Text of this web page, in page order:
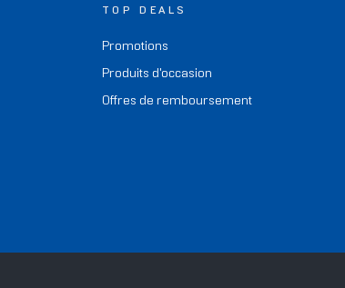
TOP DEALS
Promotions
Produits d'occasion
Offres de remboursement